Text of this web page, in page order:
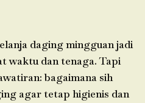
daging mingguan jadi
waktu dan tenaga. Tapi
bagaimana sih
agar tetap higienis dan